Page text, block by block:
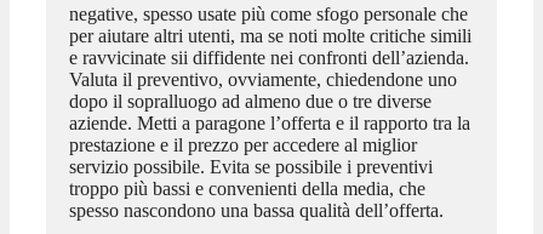
negative, spesso usate più come sfogo personale che
per aiutare altri utenti, ma se noti molte critiche simili
e ravvicinate sii diffidente nei confronti dell’azienda.
Valuta il preventivo, ovviamente, chiedendone uno
dopo il sopralluogo ad almeno due o tre diverse
aziende. Metti a paragone l’offerta e il rapporto tra la
prestazione e il prezzo per accedere al miglior
servizio possibile. Evita se possibile i preventivi
troppo più bassi e convenienti della media, che
spesso nascondono una bassa qualità dell’offerta.